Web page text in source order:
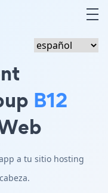
B12
a tu sitio hosting